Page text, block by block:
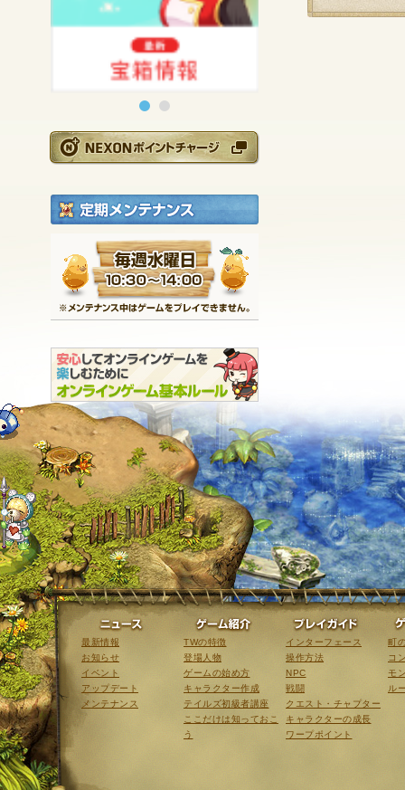
ニュース
最新情報
お知らせ
イベント
アップデート
メンテナンス
ゲーム紹介
TWの特徴
登場人物
ゲームの始め方
キャラクター作成
テイルズ初級者講座
ここだけは知っておこ
う
インターフェース
操作方法
NPC
戦闘
クエスト・チャプター
キャラクターの成長
ワープポイント
町
コ
モ
ル